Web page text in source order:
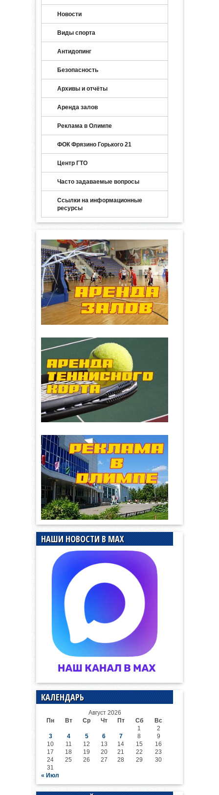
Новости
Виды спорта
Антидопинг
Безопасность
Архивы и отчёты
Аренда залов
Реклама в Олимпе
ФОК Фрязино Горького 21
Центр ГТО
Часто задаваемые вопросы
Ссылки на информационные
ресурсы
НАШИ НОВОСТИ В MAX
КАЛЕНДАРЬ
Август 2026
Пн
Вт Ср Чт Пт Сб
Вс
1
2
3
4 5 6 7 8
9
10
11 12 13 14 15
16
17
18 19 20 21 22
23
24
25 26 27 28 29
30
31
« Июл